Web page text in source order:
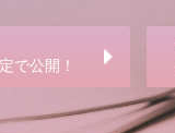
で公開！